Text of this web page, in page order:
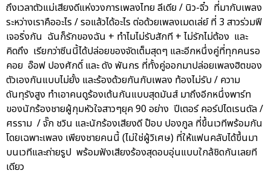
ถึงเวลาตัวแม่เสียงดีแห่งวงการเพลงไทย ลีเดีย / นิว-จิ๋ว ที่มากับเพลง
ระหว่างเราคืออะไร / รอแล้วได้อะไร ต่อด้วยเพลงเมดเล่ย์ ที่ 3 สาวร่วมฟี
เจอริ่งกัน ฉันก็รักของฉัน + ทำไมไม่รับสักที + ไม่รักไม่ต้อง และ
คิดถึง เรียกว่าซีนนี้ได้ปล่อยของจัดเต็มสุดๆ และอีกหนึ่งคู่ที่ทุกคนรอ
คอย อ๊อฟ ปองศักดิ์ และ ดัง พันกร ที่ทั้งคู่ออกมาปล่อยเพลงฮิตของ
ตัวเองกันแบบไม่ยั้ง และร้องด้วยกันกับเพลง ท้องไม่รับ / ความ
ดันทุรังสูง ทำเอาคนดูร้องเต้นกันแบบสุดมันส์ มาถึงอีกหนึ่งพาร์ท
ของนักร้องชายผู้กุมหัวใจสาวๆยุค 90 อย่าง ปีเตอร์ คอร์ปไดเรนดัล /
ศรราม / จั๊ก ชวิน และนักร้องเสียงดี ป๊อบ ปองกูล ที่ขึ้นเวทีพร้อมกัน
โดยเฉพาะเพลง เพียงชายคนนี้ (ไม่ใช่ผู้วิเศษ) ที่ให้แฟนคลับได้ขึ้นมา
บนเวทีและถ่ายรูป พร้อมฟังเสียงร้องสุดอบอุ่นแบบใกล้ชิดกันเลยที
เดียว